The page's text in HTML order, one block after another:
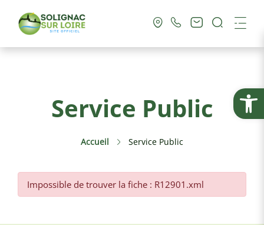
Ouvrir
Vie Pratique
Culture & Loisirs
Tourisme
Service Public
Accueil Service Public
Impossible de trouver la fiche : R12901.xml